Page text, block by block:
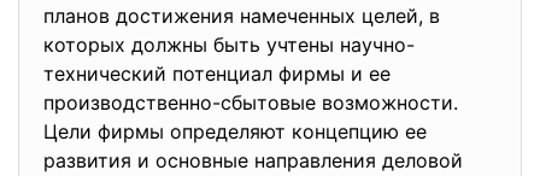
планов достижения намеченных целей, в
которых должны быть учтены научно-
технический потенциал фирмы и ее
производственно-сбытовые возможности.
Цели фирмы определяют концепцию ее
развития и основные направления деловой